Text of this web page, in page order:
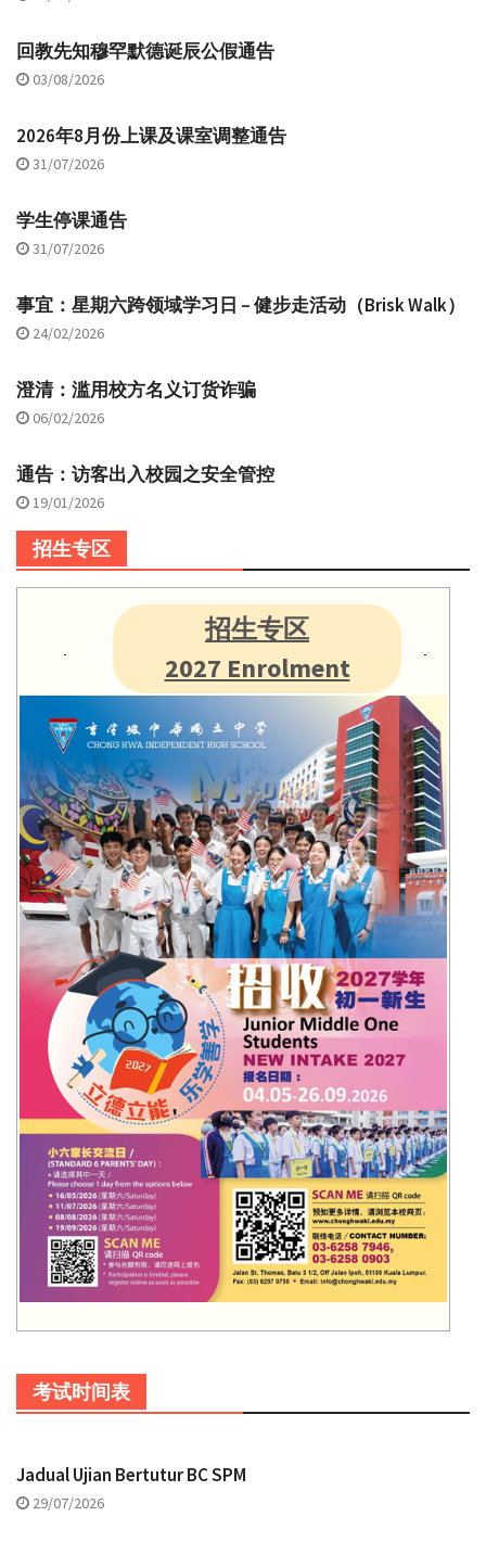
回教先知穆罕默德诞辰公假通告
03/08/2026
2026年8月份上课及课室调整通告
31/07/2026
学生停课通告
31/07/2026
事宜：星期六跨领域学习日 – 健步走活动（Brisk Walk）
24/02/2026
澄清：滥用校方名义订货诈骗
06/02/2026
通告：访客出入校园之安全管控
19/01/2026
招生专区
招生专区
2027 Enrolment
考试时间表
Jadual Ujian Bertutur BC SPM
29/07/2026